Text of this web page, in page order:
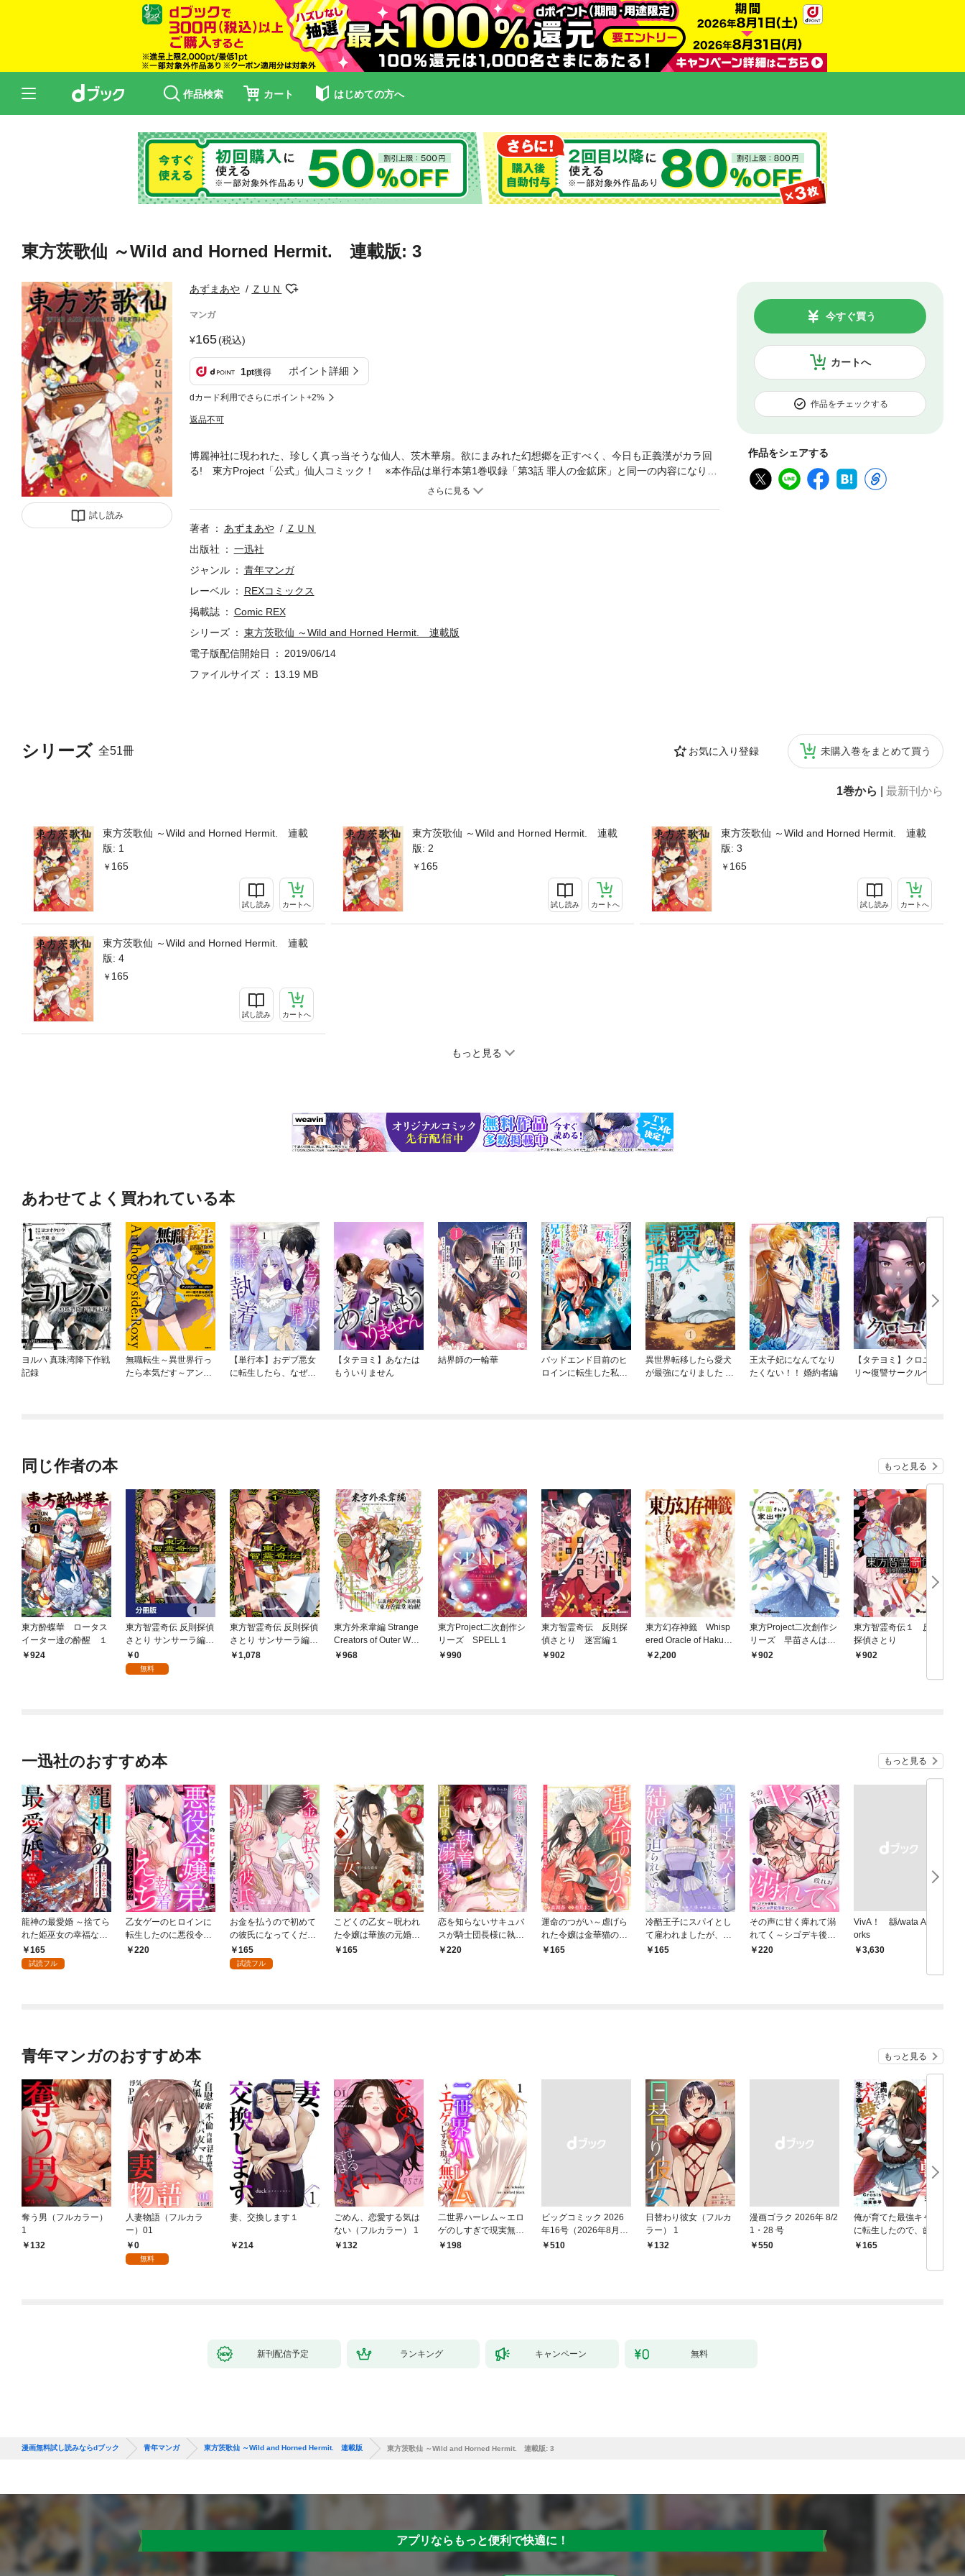
作品検索 カート はじめての方へ
東方茨歌仙 ～Wild and Horned Hermit. 連載版: 3
試し読み
あずまあや ＺＵＮ
マンガ
165(税込)
1pt獲得 ポイント詳細
dカード利用でさらにポイント+2%
返品不可
カートへ
今すぐ買う
作品をチェックする
作品をシェアする
シリーズ 全51冊 お気に入り登録 未購入巻をまとめて買う
1巻から 最新刊から
東方茨歌仙 ～Wild and Horned Hermit. 連載
版: 1
165
試し読み カートへ
東方茨歌仙 ～Wild and Horned Hermit. 連載
版: 2
165
試し読み カートへ
東方茨歌仙 ～Wild and Horned Hermit. 連載
版: 3
165
試し読み カートへ
東方茨歌仙 ～Wild and Horned Hermit. 連載
版: 4
165
試し読み カートへ
もっと見る
博麗神社に現われた、珍しく真っ当そうな仙人、茨木華扇。欲にまみれた幻想郷を正すべく、今日も正義漢がカラ回
る! 東方Project「公式」仙人コミック！ ※本作品は単行本第1巻収録「第3話 罪人の金鉱床」と同一の内容になりま
著者 あずまあや
ＺＵＮ
出版社
一迅社
ジャンル
青年マンガ
レーベル
REXコミックス
掲載誌
Comic REX
シリーズ
東方茨歌仙 ～Wild and Horned Hermit. 連載版
電子版配信開始日
2019/06/14
ファイルサイズ
13.19 MB
あわせてよく買われている本
ヨルハ 真珠湾降下作戦
記録
無職転生～異世界行っ
たら本気だす～アンソ
【単行本】おデブ悪女
に転生したら、なぜか
【タテヨミ】あなたは
もういりません
結界師の一輪華
バッドエンド目前のヒ
ロインに転生した私、
異世界転移したら愛犬
が最強になりました ～
王太子妃になんてなり
たくない！！ 婚約者編
【タテヨミ】クロユ
リ〜復讐サークル〜
同じ作者の本 もっと見る
東方酔蝶華 ロータス
イーター達の酔醒 １
924
東方智霊奇伝 反則探偵
さとり サンサーラ編
【分冊版】 1
0
無料
東方智霊奇伝 反則探偵
さとり サンサーラ編
１1,078
東方外來韋編 Strange
Creators of Outer Worl
d. 壱
968
東方Project二次創作シ
リーズ SPELL１
990
東方智霊奇伝 反則探
偵さとり 迷宮編１
902
東方幻存神籤 Whisp
ered Oracle of Hakurei
Shrine.
2,200
東方Project二次創作シ
リーズ 早苗さんは家
出中！
902
東方智霊奇伝１ 反則
探偵さとり
902
一迅社のおすすめ本 もっと見る
龍神の最愛婚 ～捨てら
れた姫巫女の幸福な嫁
入り～: 1
165
試読フル
乙女ゲーのヒロインに
転生したのに悪役令嬢
の弟（攻略対象外）に
220
お金を払うので初めて
の彼氏になってくださ
い: 1
165
試読フル
こどくの乙女～呪われ
た令嬢は華族の元婚約
者に溺愛される～: 1
165
恋を知らないサキュバ
スが騎士団長様に執着
溺愛されるまで: 1
220
運命のつがい～虐げら
れた令嬢は金華猫の一
途な愛で幸せを掴む～:
165
冷酷王子にスパイとし
て雇われましたが、結
婚を迫られています: 1
165
その声に甘く痺れて溺
れてく～シゴデキ後輩
は推しのメロ声配信者
220
VivA！ 緜/wata Art W
orks
￥3,630
青年マンガのおすすめ本 もっと見る
奪う男（フルカラー）
1
132
人妻物語（フルカラ
ー）01
0
無料
妻、交換します１
214
ごめん、恋愛する気は
ない（フルカラー） 1
132
二世界ハーレム～エロ
ゲのしすぎで現実無双
～１198
ビッグコミック 2026
年16号（2026年8月7
日発売）
￥510
日替わり彼女（フルカ
ラー） 1
132
漫画ゴラク 2026年 8/2
1・28 号
￥550
俺が育てた最強キャラ
に転生したので、歯向
かうヤツはすべてぶん
165
新刊配信予定 ランキング キャンペーン 無料
漫画無料試し読みならdブック 青年マンガ 東方茨歌仙 ～Wild and Horned Hermit. 連載版 東方茨歌仙 ～Wild and Horned Hermit. 連載版: 3
アプリならもっと便利で快適に！